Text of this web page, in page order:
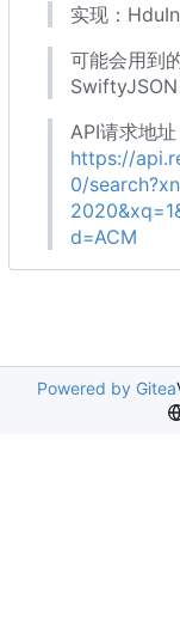
实现 ：
可能会用到
API请求地址
https://
0/
d=ACM
Powered by Gitea